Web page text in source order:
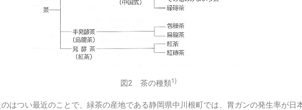
図2 茶の種類1)
はつい最近のことで、緑茶の産地である静岡県中川根町では、胃ガンの発生率が日